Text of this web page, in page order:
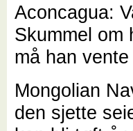
Aconcagua:
Skummel om
må han
Mongolian
den sjette